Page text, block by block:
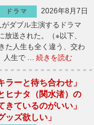
ドラマ
2026年8月7日
ダブル主演するドラマ
放送された。（※以下、
た人生も全く違う、交わ
人生で … 続きを読む
ラーと待ち合わせ」
ヒナタ（関水渚）の
きているのがいい」
ッズ欲しい」